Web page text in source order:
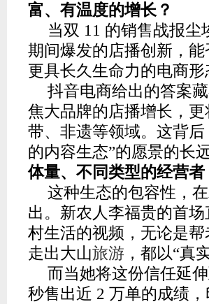
富、有温度的增长？
当双 11 的销售战报
期间爆发的店播创新，
更具长久生命力的电商形
抖音电商给出的答案
焦大品牌的店播增长，
带、非遗等领域。这背
的内容生态”的愿景的长
体量、不同类型的经营
这种生态的包容性，
出。新农人李福贵的首
村生活的视频，无论是
走出大山旅游 ，都以“真
而当她将这份信任延
秒售出近 2 万单的成绩